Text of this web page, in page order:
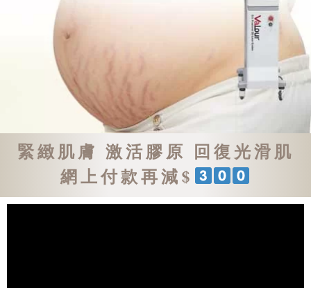
緊緻肌膚 激活膠原 回復光滑肌
網上付款再減$